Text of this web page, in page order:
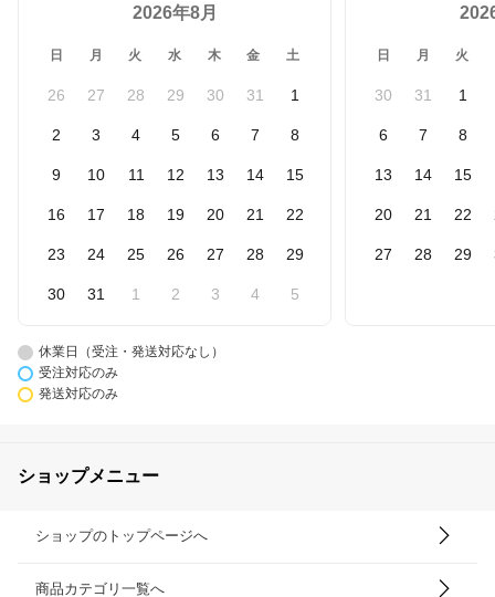
2026年8月
日 月 火 水 木 金 土
26 27 28 29 30 31 1
2 3 4 5 6 7 8
9 10 11 12 13 14 15
16 17 18 19 20 21 22
23 24 25 26 27 28 29
30 31 1 2 3 4 5
日 月 火
30 31 1
6 7 8
13 14 15
20 21 22
27 28 29
休業日（受注・発送対応なし）
受注対応のみ
発送対応のみ
ショップメニュー
ショップのトップページへ
商品カテゴリ一覧へ